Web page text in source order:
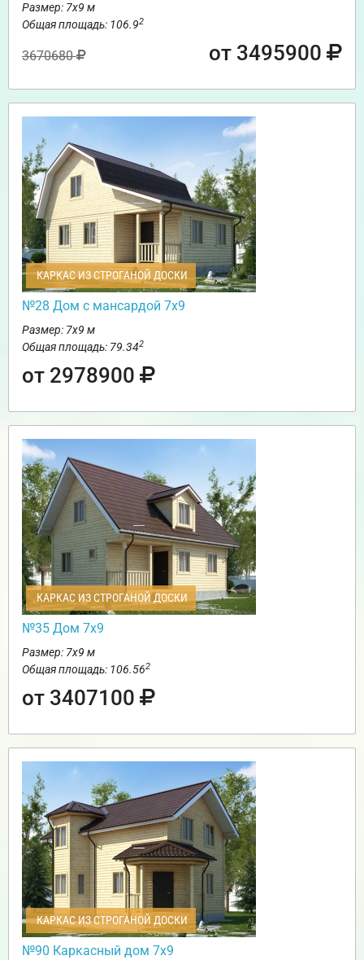
Размер: 7х9 м
Общая площадь: 106.92
3670680 от 3495900
КАРКАС ИЗ СТРОГАНОЙ ДОСКИ
№28 Дом с мансардой 7х9
Размер: 7х9 м
Общая площадь: 79.342
от 2978900
КАРКАС ИЗ СТРОГАНОЙ ДОСКИ
№35 Дом 7х9
Размер: 7х9 м
Общая площадь: 106.562
от 3407100
КАРКАС ИЗ СТРОГАНОЙ ДОСКИ
№90 Каркасный дом 7х9